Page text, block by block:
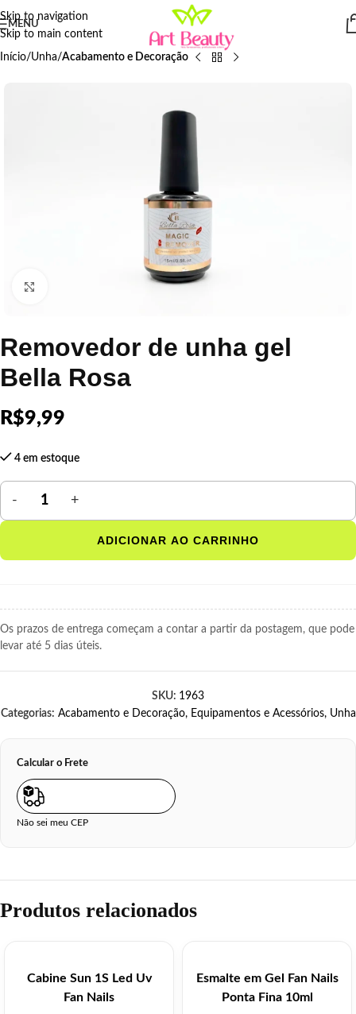
Skip to navigation
Skip to main content
MENU
Início Unha Acabamento e Decoração
Removedor de unha gel
Bella Rosa
R$9,99
4 em estoque
ADICIONAR AO CARRINHO
Os prazos de entrega começam a contar a partir da postagem, que pode
levar até 5 dias úteis.
SKU: 1963
Categorias: Acabamento e Decoração, Equipamentos e Acessórios, Unha
Calcular o Frete
Não sei meu CEP
Produtos relacionados
Cabine Sun 1S Led Uv
Fan Nails
Esmalte em Gel Fan Nails
Ponta Fina 10ml